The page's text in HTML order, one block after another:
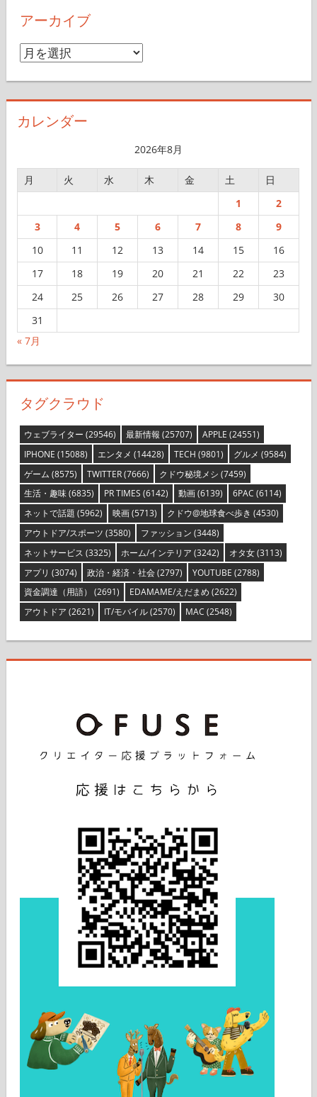
アーカイブ
ア
イ
カレンダー
2026年8月
月 火 水 木 金 土
日
1
2
3
4 5 6 7 8
9
10
11 12 13 14 15
16
17
18 19 20 21 22
23
24
25 26 27 28 29
30
31
« 7月
タグクラウド
ウェブライター (29546) 最新情報 (25707) APPLE (24551)
IPHONE (15088) エンタメ (14428) TECH (9801) グルメ (9584)
ゲーム (8575) TWITTER(7666) クドウ秘境メシ (7459)
生活・趣味(6835) PR TIMES (6142) 動画(6139) 6PAC (6114)
ネットで話題 (5962) 映画(5713) クドウ@地球食べ歩き (4530)
アウトドア/スポーツ (3580) ファッション (3448)
ネットサービス (3325) ホーム/インテリア (3242) オタ女(3113)
アプリ (3074) 政治・経済・社会(2797) YOUTUBE (2788)
資金調達（用語） (2691) EDAMAME/えだまめ (2622)
アウトドア (2621) IT/モバイル(2570) MAC (2548)